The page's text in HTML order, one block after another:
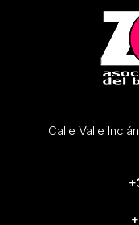
Calle Valle